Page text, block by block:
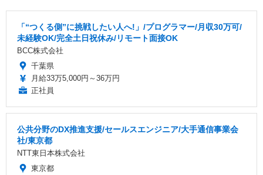
「“つくる側”に挑戦したい人へ!」/プログラマー/月収30万可/
未経験OK/完全土日祝休み/リモート面接OK
BCC株式会社
千葉県
月給33万5,000円～36万円
正社員
公共分野のDX推進支援/セールスエンジニア/大手通信事業会
社/東京都
NTT東日本株式会社
東京都